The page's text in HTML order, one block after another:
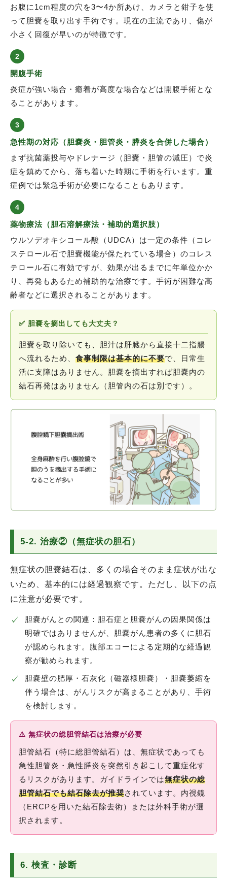
お腹に1cm程度の穴を3〜4か所あけ、カメラと鉗子を使
って胆嚢を取り出す手術です。現在の主流であり、傷が
小さく回復が早いのが特徴です。
2
開腹手術
炎症が強い場合・癒着が高度な場合などは開腹手術とな
ることがあります。
3
急性期の対応（胆嚢炎・胆管炎・膵炎を合併した場合）
まず抗菌薬投与やドレナージ（胆嚢・胆管の減圧）で炎
症を鎮めてから、落ち着いた時期に手術を行います。重
症例では緊急手術が必要になることもあります。
4
薬物療法（胆石溶解療法・補助的選択肢）
ウルソデオキシコール酸（UDCA）は一定の条件（コレ
ステロール石で胆嚢機能が保たれている場合）のコレス
テロール石に有効ですが、効果が出るまでに年単位かか
り、再発もあるため補助的な治療です。手術が困難な高
齢者などに選択されることがあります。
✅ 胆嚢を摘出しても大丈夫？
胆嚢を取り除いても、胆汁は肝臓から直接十二指腸
へ流れるため、 食事制限は基本的に不要で、日常生
活に支障はありません。胆嚢を摘出すれば胆嚢内の
結石再発はありません（胆管内の石は別です）。
5-2. 治療②（無症状の胆石）
無症状の胆嚢結石は、多くの場合そのまま症状が出な
いため、基本的には経過観察です。ただし、以下の点
に注意が必要です。
✓
胆嚢がんとの関連：胆石症と胆嚢がんの因果関係は
明確ではありませんが、胆嚢がん患者の多くに胆石
が認められます。腹部エコーによる定期的な経過観
察が勧められます。
✓
胆嚢壁の肥厚・石灰化（磁器様胆嚢）・胆嚢萎縮を
伴う場合は、がんリスクが高まることがあり、手術
を検討します。
⚠️ 無症状の総胆管結石は治療が必要
胆管結石（特に総胆管結石）は、無症状であっても
急性胆管炎・急性膵炎を突然引き起こして重症化す
るリスクがあります。ガイドラインでは無症状の総
胆管結石でも結石除去が推奨されています。内視鏡
（ERCPを用いた結石除去術）または外科手術が選
択されます。
6. 検査・診断